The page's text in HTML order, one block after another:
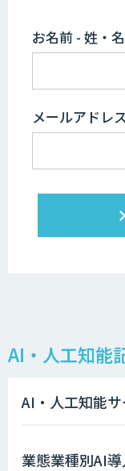
お名前 - 姓・名
メールアドレス
AI・人工知能
AI・人工知能
業態業種別AI